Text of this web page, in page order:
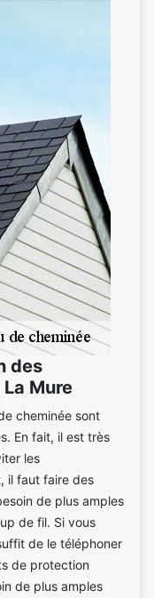
des
Mure
cheminée sont
En fait, il est très
les
il faut faire des
de plus amples
de fil. Si vous
de le téléphoner
de protection
de plus amples